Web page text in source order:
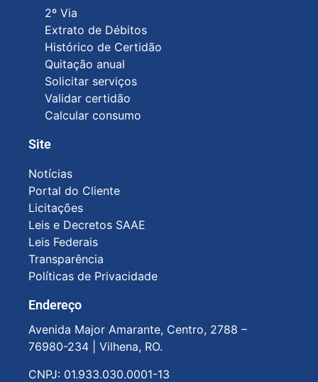
2º Via
Extrato de Débitos
Histórico de Certidão
Quitação anual
Solicitar serviços
Validar certidão
Calcular consumo
Site
Notícias
Portal do Cliente
Licitações
Leis e Decretos SAAE
Leis Federais
Transparência
Políticas de Privacidade
Endereço
Avenida Major Amarante, Centro, 2788 –
76980-234 | Vilhena, RO.
CNPJ: 01.933.030.0001-13